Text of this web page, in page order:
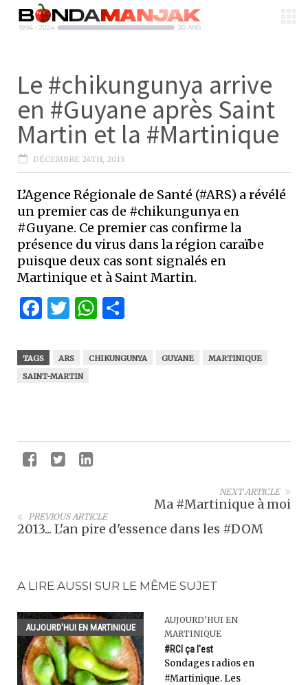
Le #chikungunya arrive
en #Guyane après Saint
Martin et la #Martinique
DÉCEMBRE 24TH, 2013
L’Agence Régionale de Santé (#ARS) a révélé
un premier cas de #chikungunya en
#Guyane. Ce premier cas confirme la
présence du virus dans la région caraïbe
puisque deux cas sont signalés en
Martinique et à Saint Martin.
Facebook
Twitter
WhatsApp
TAGS ARS CHIKUNGUNYA GUYANE
MARTINIQUE
SAINT-MARTIN
NEXT ARTICLE
Ma #Martinique à moi
PREVIOUS ARTICLE
2013... L'an pire d'essence dans les #DOM
A LIRE AUSSI SUR LE MÊME SUJET
AUJOURD'HUI EN MARTINIQUE
AUJOURD'HUI EN
MARTINIQUE
#RCI ça l'est
Sondages radios en
#Martinique. Les